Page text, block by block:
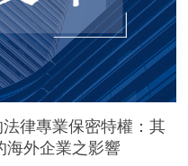
律專業保密特權：其
海外企業之影響